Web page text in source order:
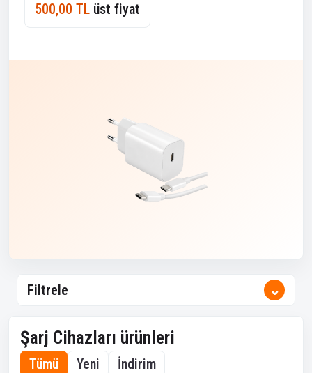
500,00 TL üst fiyat
Filtrele ⌄
Şarj Cihazları ürünleri
Tümü Yeni İndirim